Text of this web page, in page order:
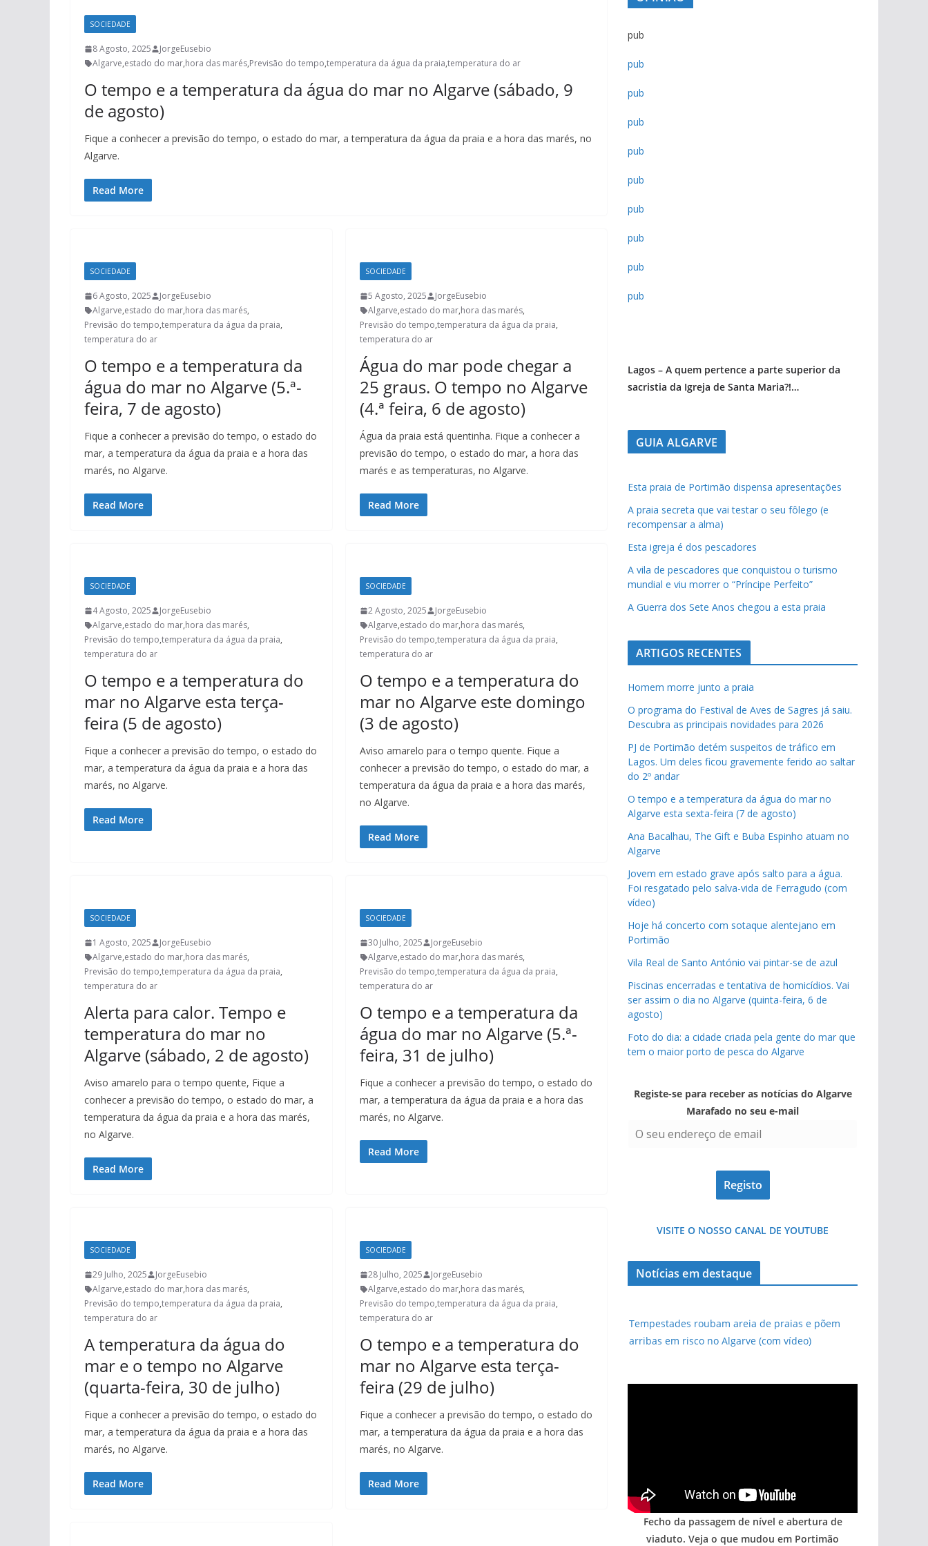
SOCIEDADE
8 Agosto, 2025
JorgeEusebio
Algarve,estado do mar,hora das marés,Previsão do tempo,temperatura da água da praia,temperatura do ar
O tempo e a temperatura da água do mar no Algarve (sábado, 9
de agosto)
Fique a conhecer a previsão do tempo, o estado do mar, a temperatura da água da praia e a hora das marés, no
Algarve.
Read More
SOCIEDADE
6 Agosto, 2025
JorgeEusebio
Algarve,estado do mar,hora das marés,
Previsão do tempo,temperatura da água da praia,
temperatura do ar
O tempo e a temperatura da
água do mar no Algarve (5.ª-
feira, 7 de agosto)
Fique a conhecer a previsão do tempo, o estado do
mar, a temperatura da água da praia e a hora das
marés, no Algarve.
Read More
SOCIEDADE
5 Agosto, 2025
JorgeEusebio
Algarve,estado do mar,hora das marés,
Previsão do tempo,temperatura da água da praia,
temperatura do ar
Água do mar pode chegar a
25 graus. O tempo no Algarve
(4.ª feira, 6 de agosto)
Água da praia está quentinha. Fique a conhecer a
previsão do tempo, o estado do mar, a hora das
marés e as temperaturas, no Algarve.
Read More
SOCIEDADE
4 Agosto, 2025
JorgeEusebio
Algarve,estado do mar,hora das marés,
Previsão do tempo,temperatura da água da praia,
temperatura do ar
O tempo e a temperatura do
mar no Algarve esta terça-
feira (5 de agosto)
Fique a conhecer a previsão do tempo, o estado do
mar, a temperatura da água da praia e a hora das
marés, no Algarve.
Read More
SOCIEDADE
2 Agosto, 2025
JorgeEusebio
Algarve,estado do mar,hora das marés,
Previsão do tempo,temperatura da água da praia,
temperatura do ar
O tempo e a temperatura do
mar no Algarve este domingo
(3 de agosto)
Aviso amarelo para o tempo quente. Fique a
conhecer a previsão do tempo, o estado do mar, a
temperatura da água da praia e a hora das marés,
no Algarve.
Read More
SOCIEDADE
1 Agosto, 2025
JorgeEusebio
Algarve,estado do mar,hora das marés,
Previsão do tempo,temperatura da água da praia,
temperatura do ar
Alerta para calor. Tempo e
temperatura do mar no
Algarve (sábado, 2 de agosto)
Aviso amarelo para o tempo quente, Fique a
conhecer a previsão do tempo, o estado do mar, a
temperatura da água da praia e a hora das marés,
no Algarve.
Read More
SOCIEDADE
30 Julho, 2025
JorgeEusebio
Algarve,estado do mar,hora das marés,
Previsão do tempo,temperatura da água da praia,
temperatura do ar
O tempo e a temperatura da
água do mar no Algarve (5.ª-
feira, 31 de julho)
Fique a conhecer a previsão do tempo, o estado do
mar, a temperatura da água da praia e a hora das
marés, no Algarve.
Read More
SOCIEDADE
29 Julho, 2025
JorgeEusebio
Algarve,estado do mar,hora das marés,
Previsão do tempo,temperatura da água da praia,
temperatura do ar
A temperatura da água do
mar e o tempo no Algarve
(quarta-feira, 30 de julho)
Fique a conhecer a previsão do tempo, o estado do
mar, a temperatura da água da praia e a hora das
marés, no Algarve.
Read More
SOCIEDADE
28 Julho, 2025
JorgeEusebio
Algarve,estado do mar,hora das marés,
Previsão do tempo,temperatura da água da praia,
temperatura do ar
O tempo e a temperatura do
mar no Algarve esta terça-
feira (29 de julho)
Fique a conhecer a previsão do tempo, o estado do
mar, a temperatura da água da praia e a hora das
marés, no Algarve.
Read More
pub
pub
pub
pub
pub
pub
pub
pub
pub
pub
Lagos – A quem pertence a parte superior da
sacristia da Igreja de Santa Maria?!…
GUIA ALGARVE
Esta praia de Portimão dispensa apresentações
A praia secreta que vai testar o seu fôlego (e
recompensar a alma)
Esta igreja é dos pescadores
A vila de pescadores que conquistou o turismo
mundial e viu morrer o “Príncipe Perfeito”
A Guerra dos Sete Anos chegou a esta praia
ARTIGOS RECENTES
Homem morre junto a praia
O programa do Festival de Aves de Sagres já saiu.
Descubra as principais novidades para 2026
PJ de Portimão detém suspeitos de tráfico em
Lagos. Um deles ficou gravemente ferido ao saltar
do 2º andar
O tempo e a temperatura da água do mar no
Algarve esta sexta-feira (7 de agosto)
Ana Bacalhau, The Gift e Buba Espinho atuam no
Algarve
Jovem em estado grave após salto para a água.
Foi resgatado pelo salva-vida de Ferragudo (com
vídeo)
Hoje há concerto com sotaque alentejano em
Portimão
Vila Real de Santo António vai pintar-se de azul
Piscinas encerradas e tentativa de homicídios. Vai
ser assim o dia no Algarve (quinta-feira, 6 de
agosto)
Foto do dia: a cidade criada pela gente do mar que
tem o maior porto de pesca do Algarve
Registe-se para receber as notícias do Algarve
Marafado no seu e-mail
VISITE O NOSSO CANAL DE YOUTUBE
Notícias em destaque
Tempestades roubam areia de praias e põem
arribas em risco no Algarve (com vídeo)
Fecho da passagem de nível e abertura de
viaduto. Veja o que mudou em Portimão